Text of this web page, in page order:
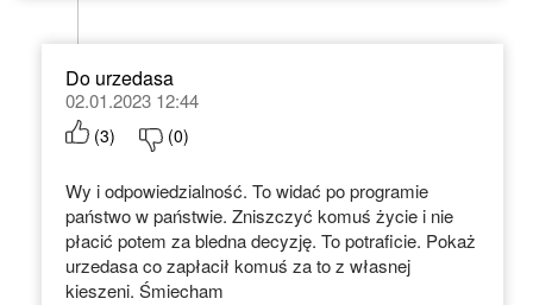
Do urzedasa
02.01.2023 12:44
(3) (0)
Wy i odpowiedzialność. To widać po programie
państwo w państwie. Zniszczyć komuś życie i nie
płacić potem za bledna decyzję. To potraficie. Pokaż
urzedasa co zapłacił komuś za to z własnej
kieszeni. Śmiecham